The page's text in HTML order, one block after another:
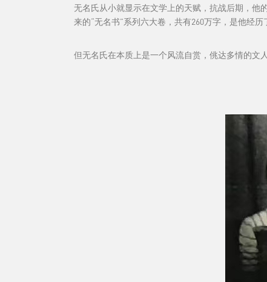
无名氏从小就显示在文学上的天赋，抗战后期，他
来的“无名书”系列六大卷，共有260万字，是他经
但无名氏在本质上是一个风流自赏，佻达多情的文